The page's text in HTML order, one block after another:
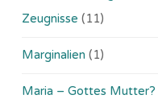
Zeugnisse (11)
Marginalien (1)
Maria – Gottes Mutter?